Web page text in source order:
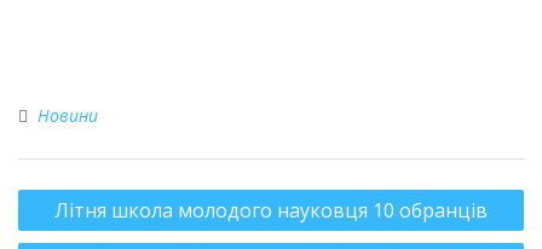
Новини
Літня школа молодого науковця 10 обранців